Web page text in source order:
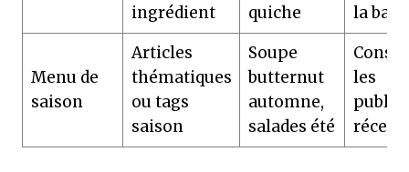
ingrédient
quiche
la
Menu de
saison
Articles
thématiques
ou tags
saison
Soupe
butternut
automne,
salades été
les